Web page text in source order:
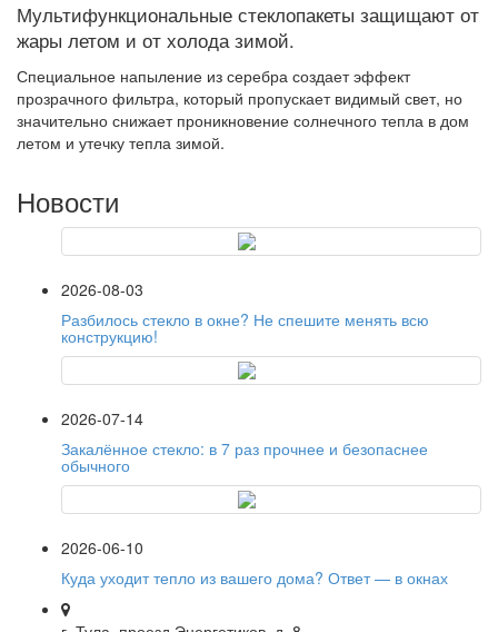
Мультифункциональные стеклопакеты защищают от
жары летом и от холода зимой.
Специальное напыление из серебра создает эффект
прозрачного фильтра, который пропускает видимый свет, но
значительно снижает проникновение солнечного тепла в дом
летом и утечку тепла зимой.
Новости
2026-08-03
Разбилось стекло в окне? Не спешите менять всю
конструкцию!
2026-07-14
Закалённое стекло: в 7 раз прочнее и безопаснее
обычного
2026-06-10
Куда уходит тепло из вашего дома? Ответ — в окнах